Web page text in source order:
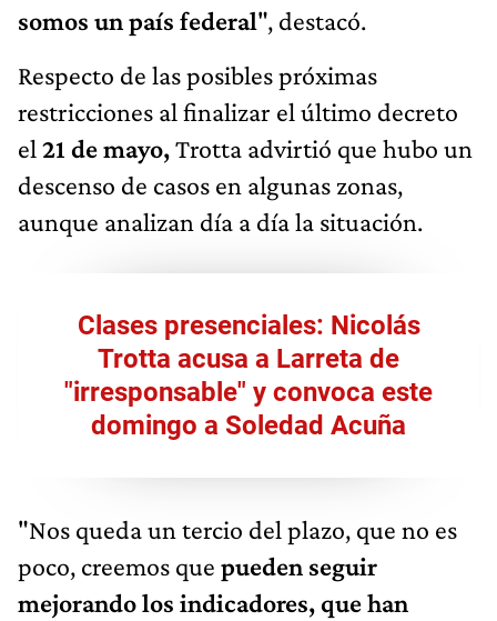
somos un país federal", destacó.
Respecto de las posibles próximas
restricciones al finalizar el último decreto
el 21 de mayo,Trotta advirtió que hubo un
descenso de casos en algunas zonas,
aunque analizan día a día la situación.
Clases presenciales: Nicolás
Trotta acusa a Larreta de
"irresponsable" y convoca este
domingo a Soledad Acuña
"Nos queda un tercio del plazo, que no es
poco, creemos que pueden seguir
mejorando los indicadores, que han